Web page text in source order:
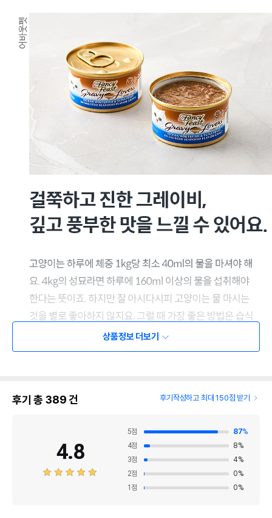
상품정보 더보기
후기 총 389건 후기작성하고 최대 150점 받기
4.8
5점 87%
4점 8%
3점 4%
2점 0%
1 점 0%